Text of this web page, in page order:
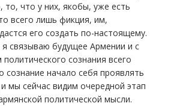
то, что у них, якобы, уже есть
всего лишь фикция, им,
его создать по-настоящему.
связываю будущее Армении и с
сознания всего
сознание начало себя проявлять
мы сейчас видим очередной этап
политической мысли.